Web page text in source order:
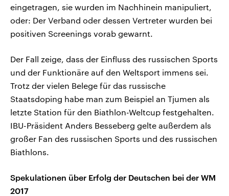
eingetragen, sie wurden im Nachhinein manipuliert,
oder: Der Verband oder dessen Vertreter wurden bei
positiven Screenings vorab gewarnt.
Der Fall zeige, dass der Einfluss des russischen Sports
und der Funktionäre auf den Weltsport immens sei.
Trotz der vielen Belege für das russische
Staatsdoping habe man zum Beispiel an Tjumen als
letzte Station für den Biathlon-Weltcup festgehalten.
IBU-Präsident Anders Besseberg gelte außerdem als
großer Fan des russischen Sports und des russischen
Biathlons.
Spekulationen über Erfolg der Deutschen bei der WM
2017